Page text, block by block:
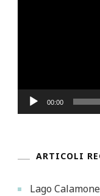
00:00
ARTICOLI
Lago